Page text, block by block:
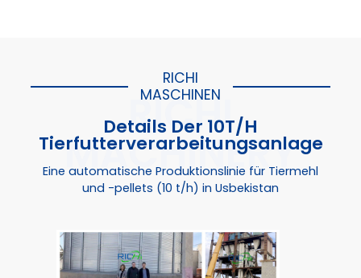
RICHI
MASCHINEN
Details Der 10T/H
Tierfutterverarbeitungsanlage
Eine automatische Produktionslinie für Tiermehl
und -pellets (10 t/h) in Usbekistan